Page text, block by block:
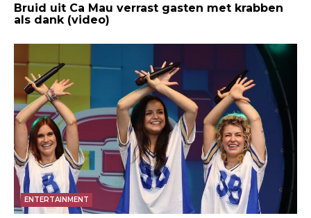
Bruid uit Ca Mau verrast gasten met krabben
als dank (video)
ENTERTAINMENT